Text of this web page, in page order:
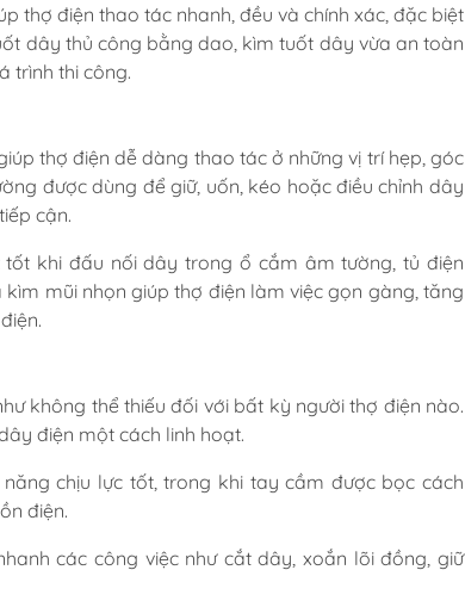
thợ điện thao tác nhanh, đều và chính xác, đặc biệt
dây thủ công bằng dao, kìm tuốt dây vừa an toàn
trình thi công.
thợ điện dễ dàng thao tác ở những vị trí hẹp, góc
được dùng để giữ, uốn, kéo hoặc điều chỉnh dây
cận.
khi đấu nối dây trong ổ cắm âm tường, tủ điện
mũi nhọn giúp thợ điện làm việc gọn gàng, tăng
không thể thiếu đối với bất kỳ người thợ điện nào.
điện một cách linh hoạt.
chịu lực tốt, trong khi tay cầm được bọc cách
điện.
các công việc như cắt dây, xoắn lõi đồng, giữ